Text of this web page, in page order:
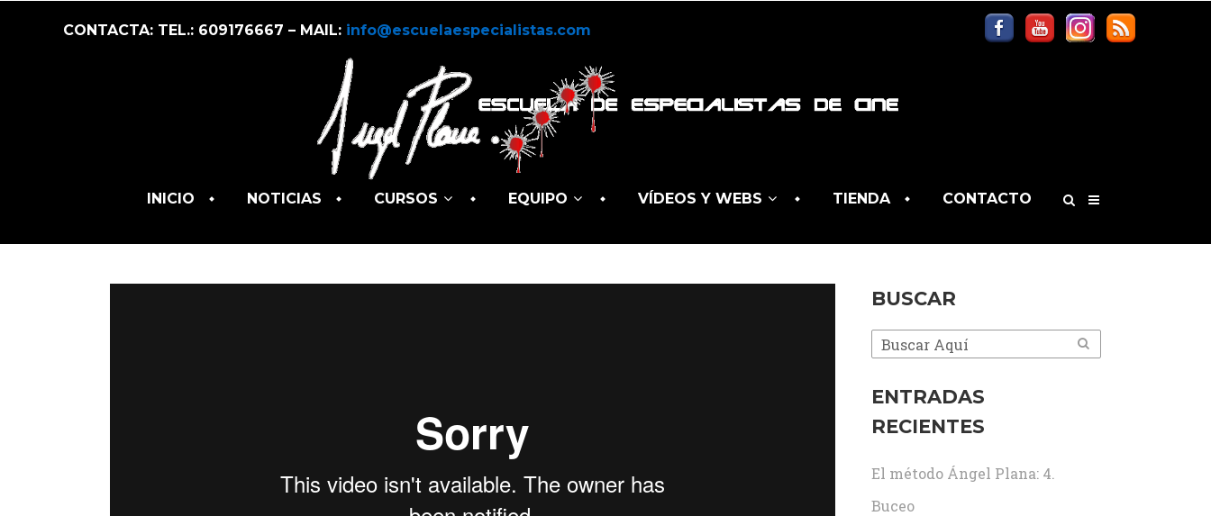
CONTACTA: TEL.: 609176667 – MAIL: info@escuelaespecialistas.com
INICIO NOTICIAS CURSOS EQUIPO VÍDEOS Y WEBS TIENDA CONTACTO
BUSCAR
ENTRADAS
RECIENTES
El método Ángel Plana: 4.
Buceo